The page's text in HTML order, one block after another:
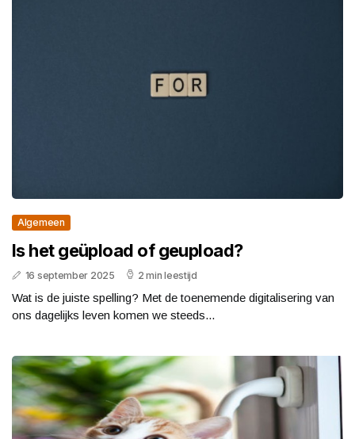
Algemeen
Is het geüpload of geupload?
16 september 2025 2 min leestijd
Wat is de juiste spelling? Met de toenemende digitalisering van
ons dagelijks leven komen we steeds...